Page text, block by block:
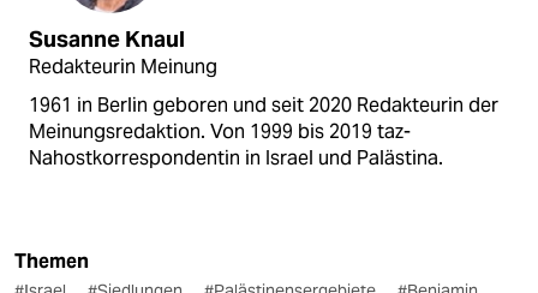
Susanne Knaul
Redakteurin Meinung
1961 in Berlin geboren und seit 2020 Redakteurin der
Meinungsredaktion. Von 1999 bis 2019 taz-
Nahostkorrespondentin in Israel und Palästina.
Themen